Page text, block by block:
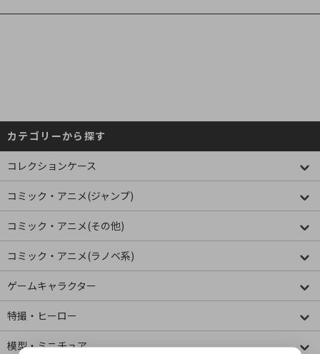
カテゴリーから探す
コレクションケース
コミック・アニメ(ジャンプ)
コミック・アニメ(その他)
コミック・アニメ(ラノベ系)
ゲームキャラクター
特撮・ヒーロー
模型・ミニチュア